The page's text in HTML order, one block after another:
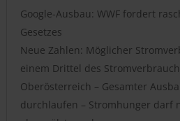
Google-Ausbau: WWF fordert
Gesetzes
Neue Zahlen: Möglicher
einem Drittel des
Oberösterreich – Gesamter
durchlaufen – Stromhunger darf